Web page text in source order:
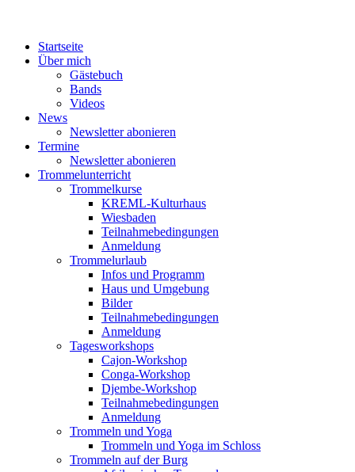
Startseite
Über mich
Gästebuch
Bands
Videos
News
Newsletter abonieren
Termine
Newsletter abonieren
Trommelunterricht
Trommelkurse
KREML-Kulturhaus
Wiesbaden
Teilnahmebedingungen
Anmeldung
Trommelurlaub
Infos und Programm
Haus und Umgebung
Bilder
Teilnahmebedingungen
Anmeldung
Tagesworkshops
Cajon-Workshop
Conga-Workshop
Djembe-Workshop
Teilnahmebedingungen
Anmeldung
Trommeln und Yoga
Trommeln und Yoga im Schloss
Trommeln auf der Burg